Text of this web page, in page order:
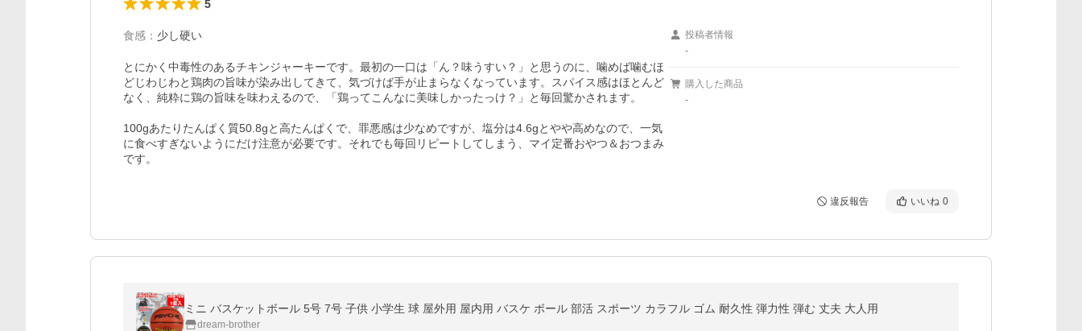
5
食感 ： 少し硬い
とにかく中毒性のあるチキンジャーキーです。最初の一口は「ん？味うすい？」と思うのに、噛めば噛むほ
どじわじわと鶏肉の旨味が染み出してきて、気づけば手が止まらなくなっています。スパイス感はほとんど
なく、純粋に鶏の旨味を味わえるので、「鶏ってこんなに美味しかったっけ？」と毎回驚かされます。
100gあたりたんぱく質50.8gと高たんぱくで、罪悪感は少なめですが、塩分は4.6gとやや高めなので、一気
に食べすぎないようにだけ注意が必要です。それでも毎回リピートしてしまう、マイ定番おやつ＆おつまみ
です。
投稿者情報
-
購入した商品
-
違反報告 いいね 0
ミニ バスケットボール 5号 7号 子供 小学生 球 屋外用 屋内用 バスケ ボール 部活 スポーツ カラフル ゴム 耐久性 弾力性 弾む 丈夫 大人用
dream-brother